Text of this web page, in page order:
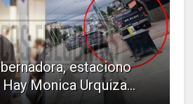
estaciono
Monica Urquiza...